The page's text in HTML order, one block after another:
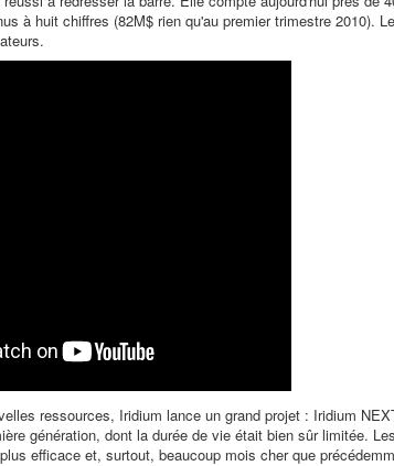
à huit chiffres (82M$ rien qu'au premier trimestre 2010).
ressources, Iridium lance un grand projet : Iridium
génération, dont la durée de vie était bien sûr limitée.
efficace et, surtout, beaucoup mois cher que